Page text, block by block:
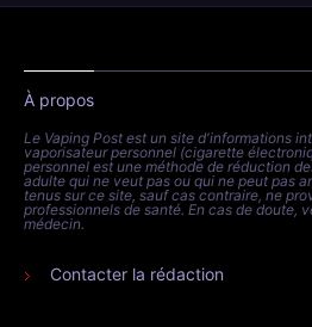
À propos
Le Vaping Post est un site d'informations
vaporisateur personnel (cigarette
personnel est une méthode de réduction
adulte qui ne veut pas ou qui ne peut pas
tenus sur ce site, sauf cas contraire, ne
professionnels de santé. En cas de doute,
médecin.
Contacter la rédaction